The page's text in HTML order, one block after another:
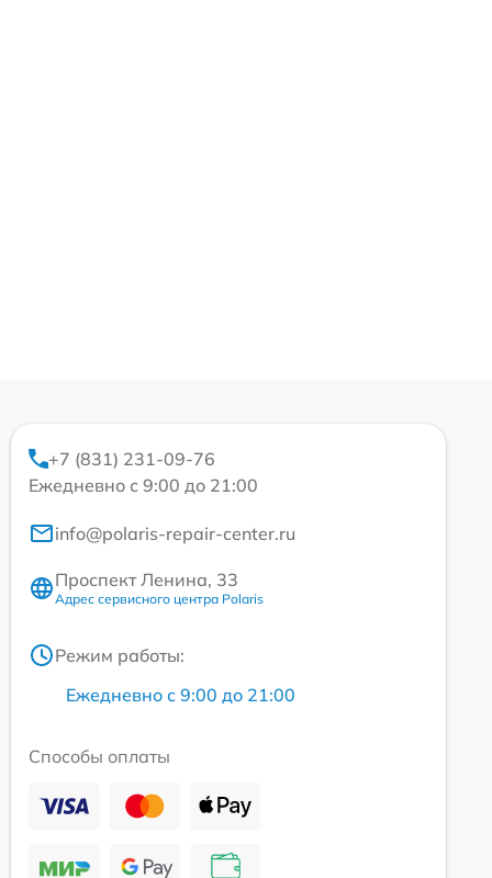
+7 (831) 231-09-76
Ежедневно с 9:00 до 21:00
info@polaris-repair-center.ru
Проспект Ленина, 33
Адрес сервисного центра Polaris
Режим работы:
Ежедневно с 9:00 до 21:00
Способы оплаты